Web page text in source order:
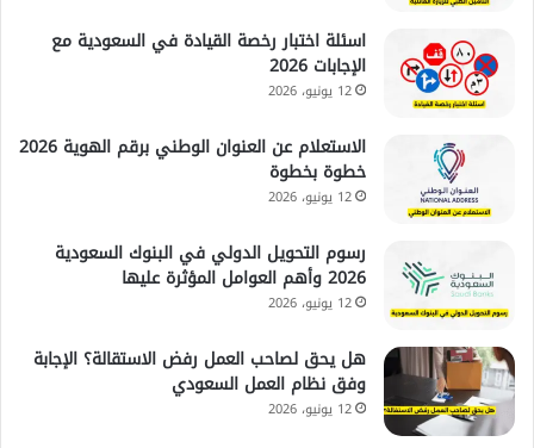
اسئلة اختبار رخصة القيادة في السعودية مع
الإجابات 2026
12 يونيو، 2026
الاستعلام عن العنوان الوطني برقم الهوية 2026
خطوة بخطوة
12 يونيو، 2026
رسوم التحويل الدولي في البنوك السعودية
2026 وأهم العوامل المؤثرة عليها
12 يونيو، 2026
هل يحق لصاحب العمل رفض الاستقالة؟ الإجابة
وفق نظام العمل السعودي
12 يونيو، 2026